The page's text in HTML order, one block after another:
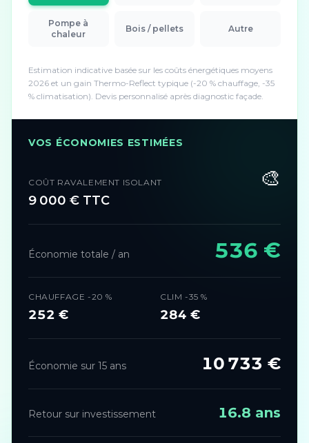
Pompe à
chaleur
Bois / pellets Autre
Estimation indicative basée sur les coûts énergétiques moyens
2026 et un gain Thermo-Reflect typique (-20 % chauffage, -35
% climatisation). Devis personnalisé après diagnostic façade.
VOS ÉCONOMIES ESTIMÉES
COÛT RAVALEMENT ISOLANT
9 000 € TTC
🎨
Économie totale / an 536 €
CHAUFFAGE -20 %
252 €
CLIM -35 %
284 €
Économie sur 15 ans 10 733 €
Retour sur investissement 16.8 ans